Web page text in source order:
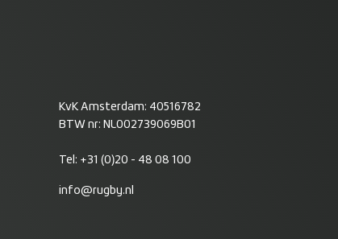
KvK Amsterdam: 40516782
BTW nr: NL002739069B01
Tel: +31 (0)20 - 48 08 100
info@rugby.nl